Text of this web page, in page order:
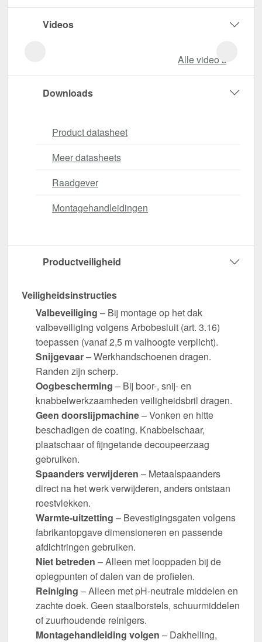
Videos
Alle video‘s
Downloads
Product datasheet
Meer datasheets
Raadgever
Montagehandleidingen
Productveiligheid
Veiligheidsinstructies
Valbeveiliging – Bij montage op het dak
valbeveiliging volgens Arbobesluit (art. 3.16)
toepassen (vanaf 2,5 m valhoogte verplicht).
Snijgevaar– Werkhandschoenen dragen.
Randen zijn scherp.
Oogbescherming – Bij boor-, snij- en
knabbelwerkzaamheden veiligheidsbril dragen.
Geen doorslijpmachine– Vonken en hitte
beschadigen de coating. Knabbelschaar,
plaatschaar of fijngetande decoupeerzaag
gebruiken.
Spaanders verwijderen – Metaalspaanders
direct na het werk verwijderen, anders ontstaan
roestvlekken.
Warmte-uitzetting – Bevestigingsgaten volgens
fabrikantopgave dimensioneren en passende
afdichtringen gebruiken.
Niet betreden – Alleen met looppaden bij de
oplegpunten of dalen van de profielen.
Reiniging – Alleen met pH-neutrale middelen en
zachte doek. Geen staalborstels, schuurmiddelen
of zuurhoudende reinigers.
Montagehandleiding volgen – Dakhelling,